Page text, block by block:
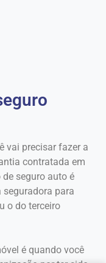
vai precisar fazer a
contratada em
seguro auto é
para
o do terceiro
é quando você